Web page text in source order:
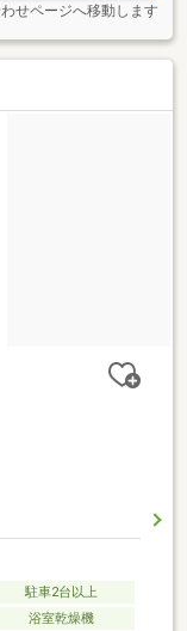
築住
せページへ移動します
駐車2台以上
浴室乾燥機